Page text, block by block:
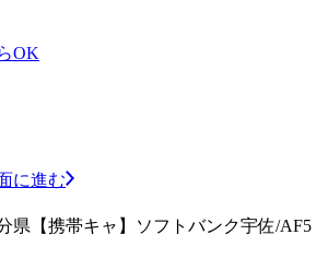
OK
に進む
県【携帯キャ】ソフトバンク宇佐/AF5